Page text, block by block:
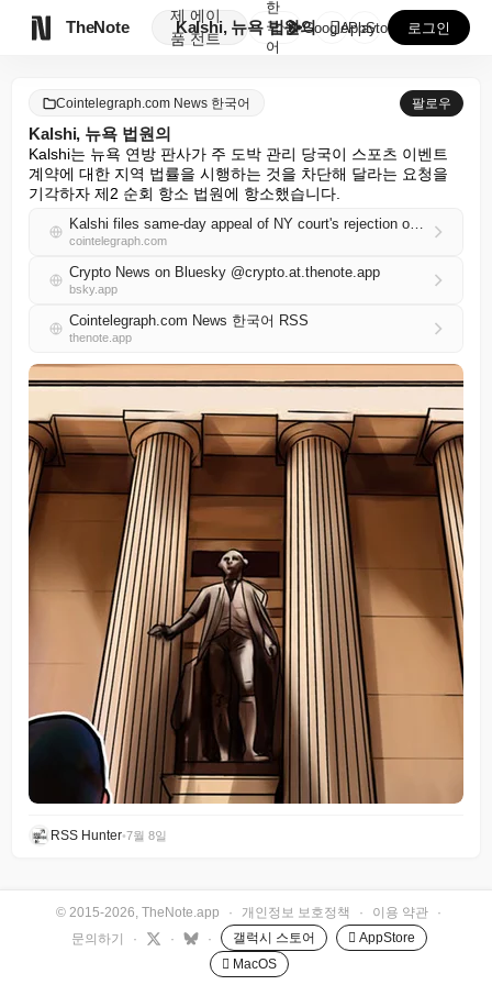
TheNote
제
품
에이
전트
Kalshi, 뉴욕 법원의
한
국
어
GooglePlay
AppStore 로그인
Cointelegraph.com News 한국어 팔로우
Kalshi, 뉴욕 법원의
Kalshi는 뉴욕 연방 판사가 주 도박 관리 당국이 스포츠 이벤트
계약에 대한 지역 법률을 시행하는 것을 차단해 달라는 요청을
기각하자 제2 순회 항소 법원에 항소했습니다.
Kalshi files same-day appeal of NY court's rejection of bid to block state gambling law enforcement
cointelegraph.com
Crypto News on Bluesky @crypto.at.thenote.app
bsky.app
Cointelegraph.com News 한국어 RSS
thenote.app
RSS Hunter•7월 8일
© 2015-2026, TheNote.app · 개인정보 보호정책 · 이용 약관
·
문의하기
· · · 갤럭시 스토어
 AppStore
 MacOS